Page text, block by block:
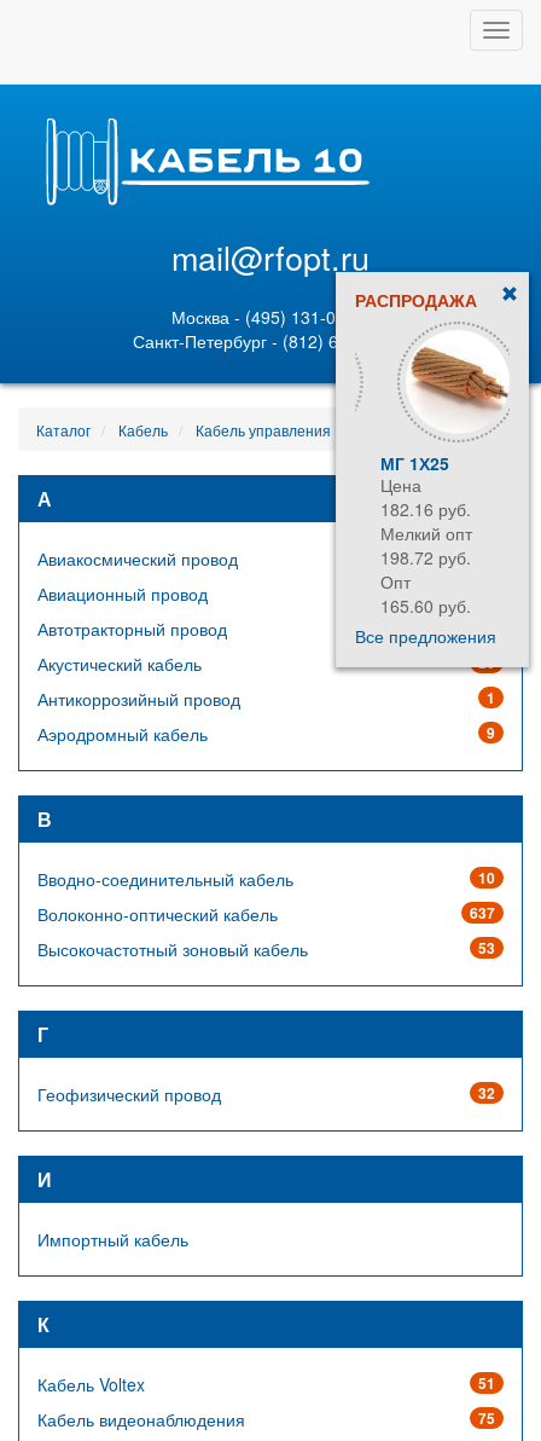
mail@rfopt.ru
Москва - (495) 131-02-05
Санкт-Петербург - (812) 628-80-89
РАСПРОДАЖА
МГ 1Х25
Цена
182.16 руб.
Мелкий опт
198.72 руб.
Опт
165.60 руб.
Все предложения
Каталог Кабель Кабель управления КГВ 35057
А
Авиакосмический провод
Авиационный провод
Автотракторный провод
20
Акустический кабель
1
Антикоррозийный провод
9
Аэродромный кабель
В
10
Вводно-соединительный кабель
637
Волоконно-оптический кабель
53
Высокочастотный зоновый кабель
Г
32
Геофизический провод
И
Импортный кабель
К
51
Кабель Voltex
75
Кабель видеонаблюдения